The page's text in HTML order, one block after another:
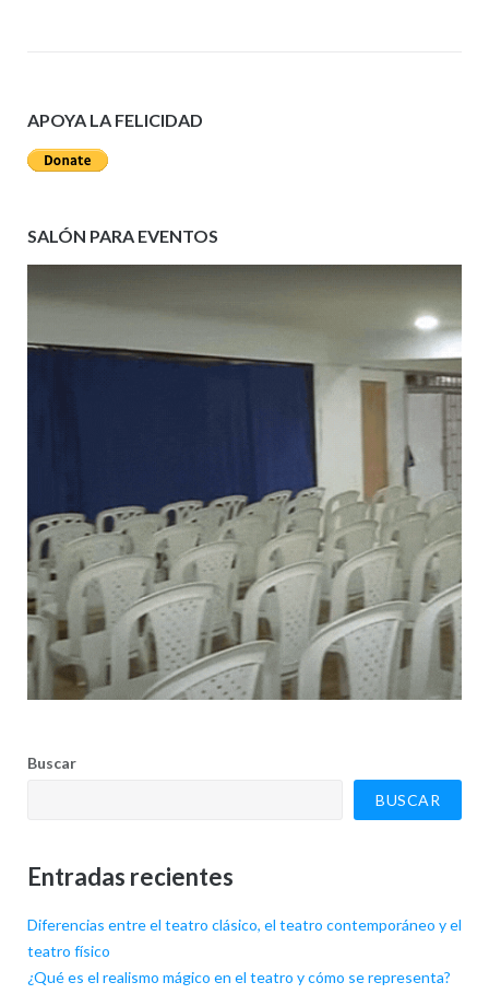
APOYA LA FELICIDAD
SALÓN PARA EVENTOS
Buscar
BUSCAR
Entradas recientes
Diferencias entre el teatro clásico, el teatro contemporáneo y el
teatro físico
¿Qué es el realismo mágico en el teatro y cómo se representa?